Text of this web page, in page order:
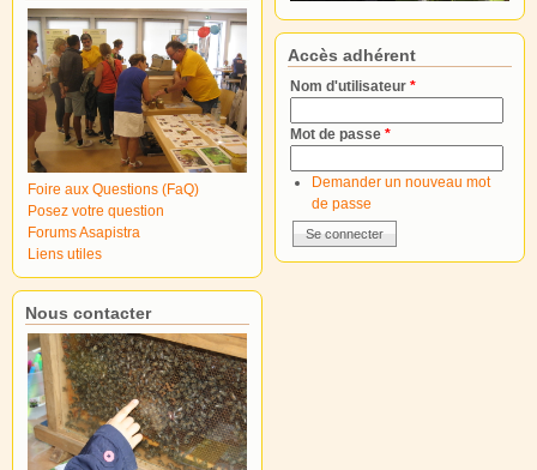
Foire aux Questions (FaQ)
Posez votre question
Forums Asapistra
Liens utiles
Nous contacter
Accès adhérent
Nom d'utilisateur *
Mot de passe *
Demander un nouveau mot
de passe